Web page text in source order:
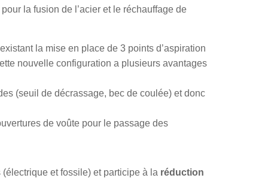
la fusion de l’acier et le réchauffage de
la mise en place de 3 points d’aspiration
nouvelle configuration a plusieurs avantages
(seuil de décrassage, bec de coulée) et donc
de voûte pour le passage des
et fossile) et participe à la réduction